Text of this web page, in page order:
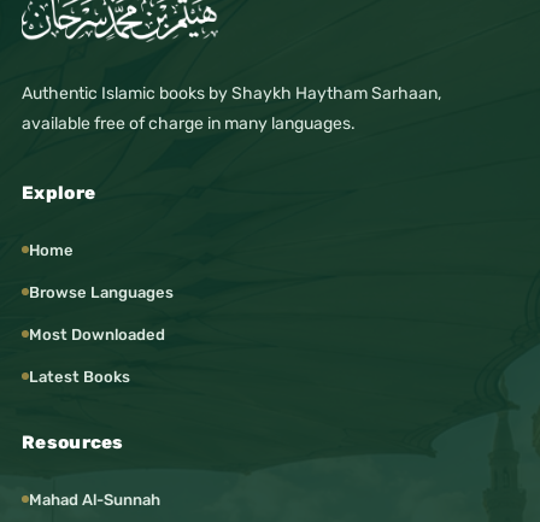
Authentic Islamic books by Shaykh Haytham Sarhaan,
available free of charge in many languages.
Explore
Home
Browse Languages
Most Downloaded
Latest Books
Resources
Mahad Al-Sunnah